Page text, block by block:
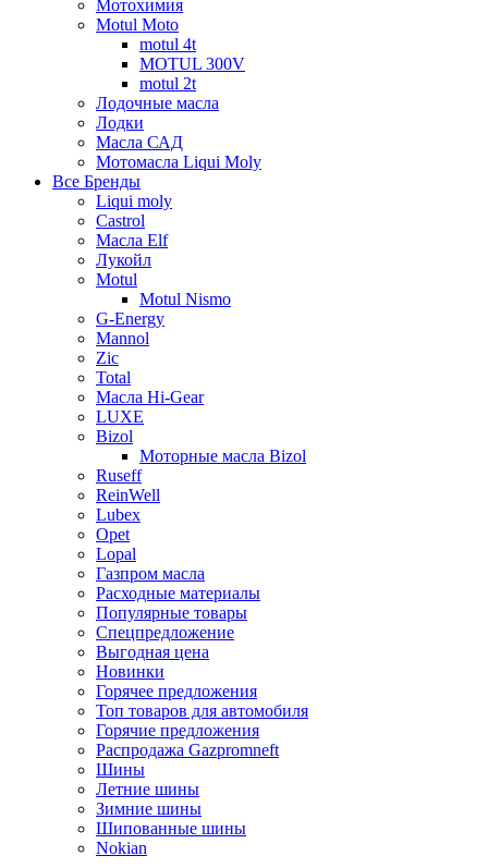
Мотохимия
Motul Moto
motul 4t
MOTUL 300V
motul 2t
Лодочные масла
Лодки
Масла САД
Мотомасла Liqui Moly
Все Бренды
Liqui moly
Castrol
Масла Elf
Лукойл
Motul
Motul Nismo
G-Energy
Mannol
Zic
Total
Масла Hi-Gear
LUXE
Bizol
Моторные масла Bizol
Ruseff
ReinWell
Lubex
Opet
Lopal
Газпром масла
Расходные материалы
Популярные товары
Спецпредложение
Выгодная цена
Новинки
Горячее предложения
Топ товаров для автомобиля
Горячие предложения
Распродажа Gazpromneft
Шины
Летние шины
Зимние шины
Шипованные шины
Nokian